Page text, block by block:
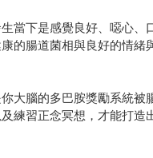
當下是感覺良好、噁心
的腸道菌相與良好的情緒
大腦的多巴胺獎勵系統
習正念冥想，才能打造